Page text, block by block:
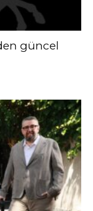
güncel